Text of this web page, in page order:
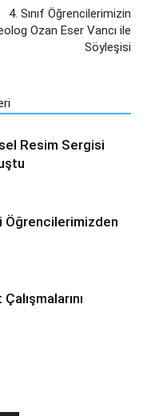
4. Sınıf Öğrencilerimizin
Ozan Eser Vancı ile
Söyleşisi
Resim Sergisi
Öğrencilerimizden